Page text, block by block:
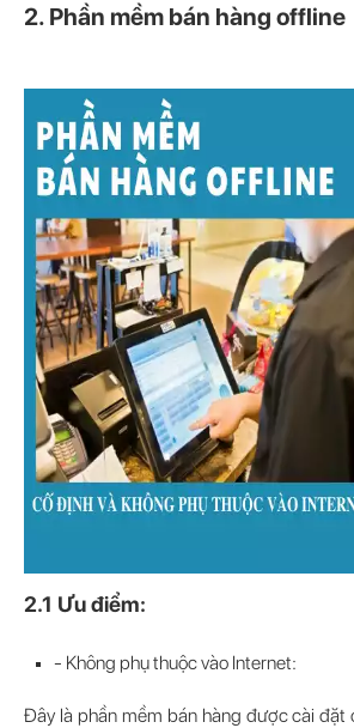
2. Phần mềm bán hàng offline
2.1 Ưu điểm:
- Không phụ thuộc vào Internet:
Đây là phần mềm bán hàng được cài đặt